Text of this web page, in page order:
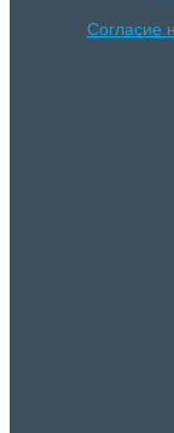
Согласие